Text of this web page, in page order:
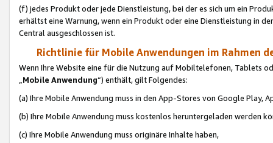
(f) jedes Produkt oder jede Dienstleistung, bei der es sich um ein
erhältst eine Warnung, wenn ein Produkt oder eine Dienstleistung in
Central ausgeschlossen ist.
Richtlinie für Mobile Anwendungen im Rahmen
Wenn Ihre Website eine für die Nutzung auf Mobiltelefonen, Tablets
„Mobile Anwendung“) enthält, gilt Folgendes:
(a) Ihre Mobile Anwendung muss in den App-Stores von Google Play,
(b) Ihre Mobile Anwendung muss kostenlos heruntergeladen werden
(c) Ihre Mobile Anwendung muss originäre Inhalte haben,